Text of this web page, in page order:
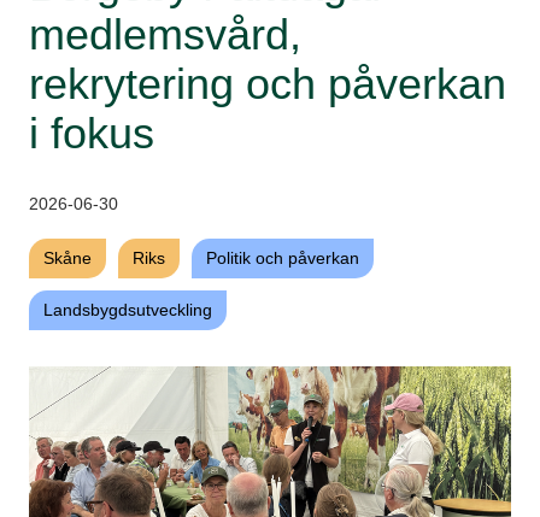
medlemsvård,
rekrytering och påverkan
i fokus
2026-06-30
Skåne Riks Politik och påverkan
Landsbygdsutveckling